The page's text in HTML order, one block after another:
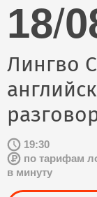
18/
Лингво
19:30
по тарифам
в минуту